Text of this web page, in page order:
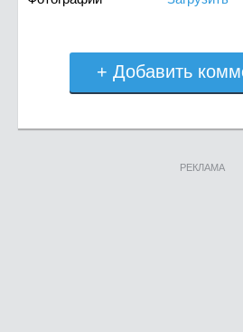
+ Добавить
РЕКЛАМА